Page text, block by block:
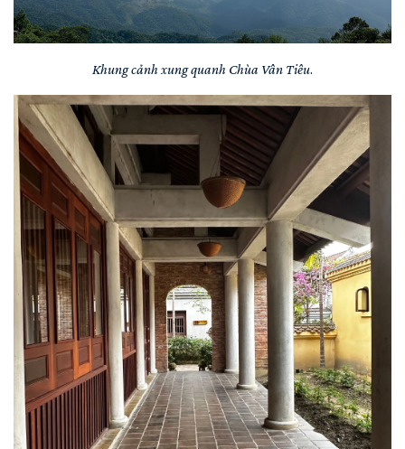
Khung cảnh xung quanh Chùa Vân Tiêu.